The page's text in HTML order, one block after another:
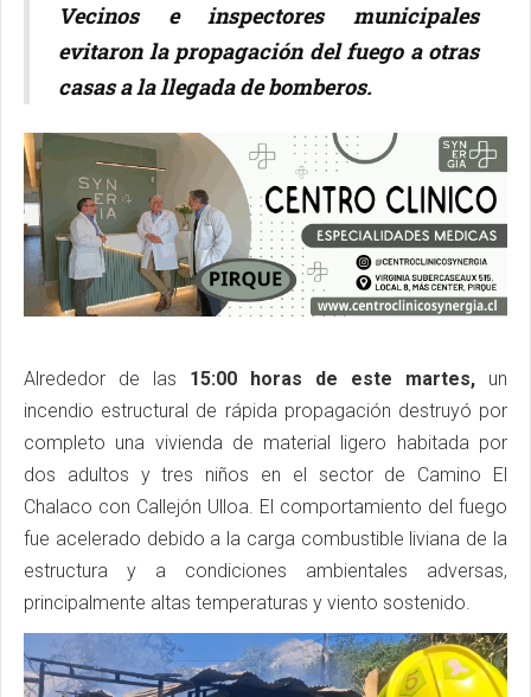
Vecinos e inspectores municipales
evitaron la propagación del fuego a otras
casas a la llegada de bomberos.
Alrededor de las 15:00 horas de este martes, un
incendio estructural de rápida propagación destruyó por
completo una vivienda de material ligero habitada por
dos adultos y tres niños en el sector de Camino El
Chalaco con Callejón Ulloa. El comportamiento del fuego
fue acelerado debido a la carga combustible liviana de la
estructura y a condiciones ambientales adversas,
principalmente altas temperaturas y viento sostenido.